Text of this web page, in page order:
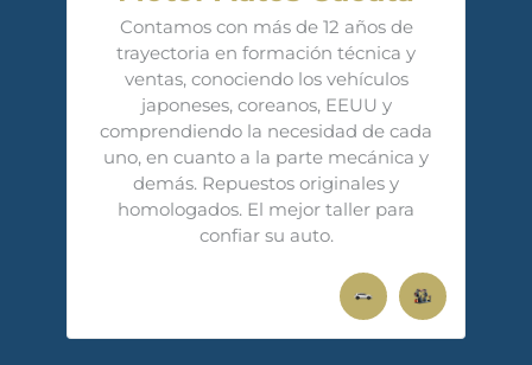
Contamos con más de 12 años de
trayectoria en formación técnica y
ventas, conociendo los vehículos
japoneses, coreanos, EEUU y
comprendiendo la necesidad de cada
uno, en cuanto a la parte mecánica y
demás. Repuestos originales y
homologados. El mejor taller para
confiar su auto.